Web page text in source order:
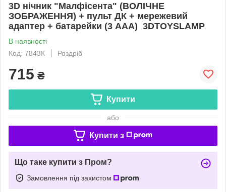
3D нічник "Малфісента" (ВОЛІЧНЕ
ЗОБРАЖЕННЯ) + пульт ДК + мережевий
адаптер + батарейки (3 ААА) 3DTOYSLAMP
В наявності
Код: 7843К
Роздріб
715 ₴
Купити
або
Купити з
Що таке купити з Пром?
Замовлення під захистом